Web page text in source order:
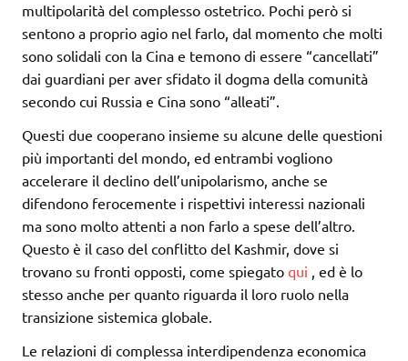
multipolarità del complesso ostetrico. Pochi però si
sentono a proprio agio nel farlo, dal momento che molti
sono solidali con la Cina e temono di essere “cancellati”
dai guardiani per aver sfidato il dogma della comunità
secondo cui Russia e Cina sono “alleati”.
Questi due cooperano insieme su alcune delle questioni
più importanti del mondo, ed entrambi vogliono
accelerare il declino dell’unipolarismo, anche se
difendono ferocemente i rispettivi interessi nazionali
ma sono molto attenti a non farlo a spese dell’altro.
Questo è il caso del conflitto del Kashmir, dove si
trovano su fronti opposti, come spiegato qui , ed è lo
stesso anche per quanto riguarda il loro ruolo nella
transizione sistemica globale.
Le relazioni di complessa interdipendenza economica